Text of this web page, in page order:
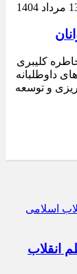
1404
کلیبری
داوطلبانه
و توسعه
انقلاب